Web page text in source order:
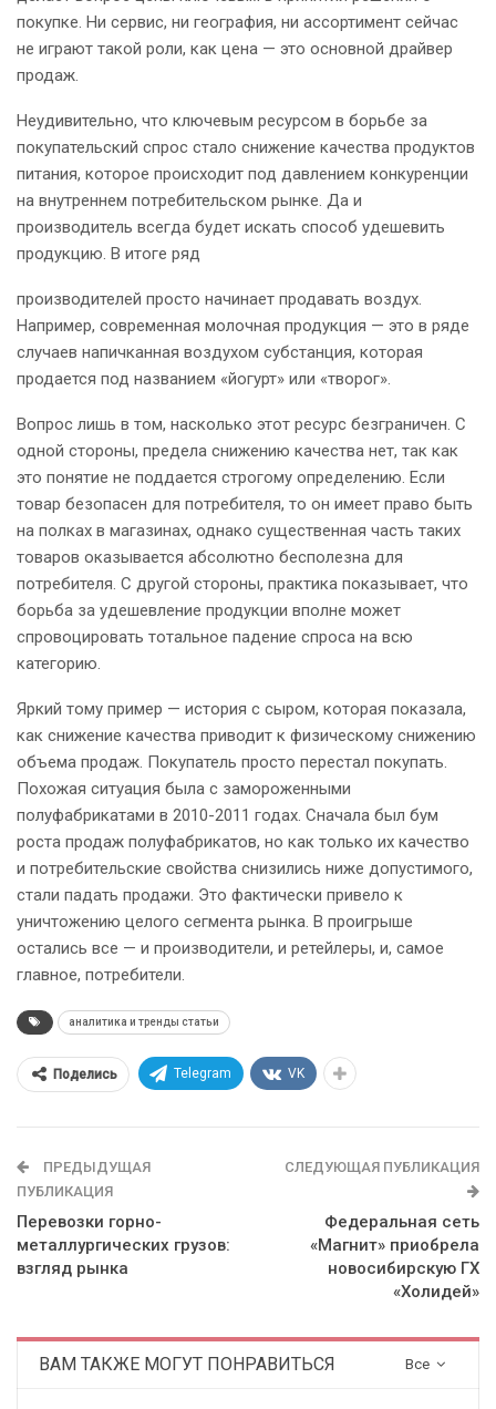
покупке. Ни сервис, ни география, ни ассортимент сейчас
не играют такой роли, как цена — это основной драйвер
продаж.
Неудивительно, что ключевым ресурсом в борьбе за
покупательский спрос стало снижение качества продуктов
питания, которое происходит под давлением конкуренции
на внутреннем потребительском рынке. Да и
производитель всегда будет искать способ удешевить
продукцию. В итоге ряд
производителей просто начинает продавать воздух.
Например, современная молочная продукция — это в ряде
случаев напичканная воздухом субстанция, которая
продается под названием «йогурт» или «творог».
Вопрос лишь в том, насколько этот ресурс безграничен. С
одной стороны, предела снижению качества нет, так как
это понятие не поддается строгому определению. Если
товар безопасен для потребителя, то он имеет право быть
на полках в магазинах, однако существенная часть таких
товаров оказывается абсолютно бесполезна для
потребителя. С другой стороны, практика показывает, что
борьба за удешевление продукции вполне может
спровоцировать тотальное падение спроса на всю
категорию.
Яркий тому пример — история с сыром, которая показала,
как снижение качества приводит к физическому снижению
объема продаж. Покупатель просто перестал покупать.
Похожая ситуация была с замороженными
полуфабрикатами в 2010-2011 годах. Сначала был бум
роста продаж полуфабрикатов, но как только их качество
и потребительские свойства снизились ниже допустимого,
стали падать продажи. Это фактически привело к
уничтожению целого сегмента рынка. В проигрыше
остались все — и производители, и ретейлеры, и, самое
главное, потребители.
аналитика и тренды статьи
Поделись Telegram VK
ПРЕДЫДУЩАЯ
ПУБЛИКАЦИЯ
Перевозки горно-
металлургических грузов:
взгляд рынка
СЛЕДУЮЩАЯ ПУБЛИКАЦИЯ
Федеральная сеть
«Магнит» приобрела
новосибирскую ГХ
«Холидей»
Все
ВАМ ТАКЖЕ МОГУТ ПОНРАВИТЬСЯ